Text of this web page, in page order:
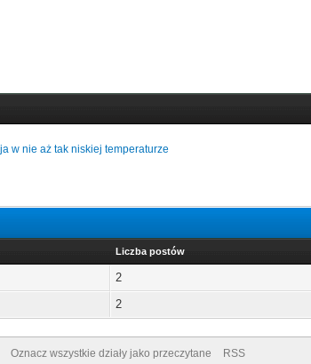
w nie aż tak niskiej temperaturze
Liczba postów
2
2
Oznacz wszystkie działy jako przeczytane RSS